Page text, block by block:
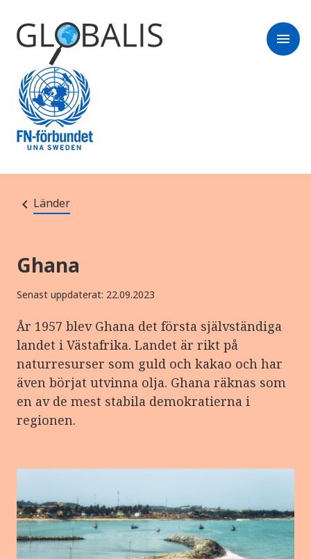
menu
Länder
Ghana
Senast uppdaterat: 22.09.2023
År 1957 blev Ghana det första självständiga
landet i Västafrika. Landet är rikt på
naturresurser som guld och kakao och har
även börjat utvinna olja. Ghana räknas som
en av de mest stabila demokratierna i
regionen.